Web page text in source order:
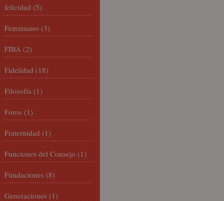
felicidad (5)
Feminismo (3)
FIBA (2)
Fidelidad (18)
Filosofía (1)
Foros (1)
Fraternidad (1)
Funciones del Consejo (1)
Fundaciones (8)
Generaciones (1)